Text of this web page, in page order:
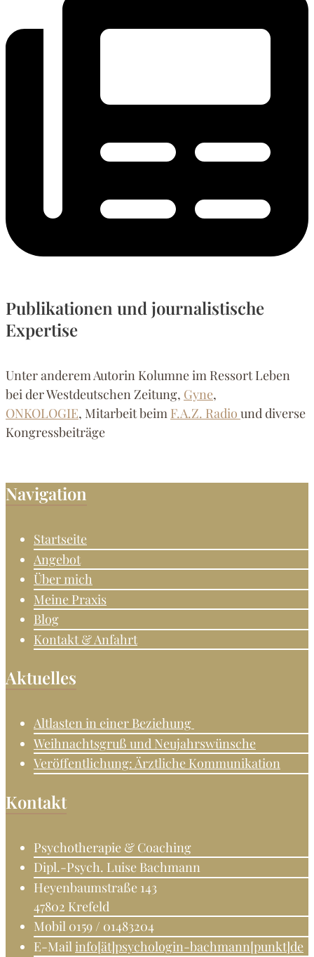
Publikationen und journalistische
Expertise
Unter anderem Autorin Kolumne im Ressort Leben
bei der Westdeutschen Zeitung, Gyne,
ONKOLOGIE, Mitarbeit beim F.A.Z. Radio und diverse
Kongressbeiträge
Navigation
Startseite
Angebot
Über mich
Meine Praxis
Blog
Kontakt & Anfahrt
Aktuelles
Altlasten in einer Beziehung
Weihnachtsgruß und Neujahrswünsche
Veröffentlichung: Ärztliche Kommunikation
Kontakt
Psychotherapie & Coaching
Dipl.-Psych. Luise Bachmann
Heyenbaumstraße 143
47802 Krefeld
Mobil 0159 / 01483204
E-Mailinfo[ät]psychologin-bachmann[punkt]de